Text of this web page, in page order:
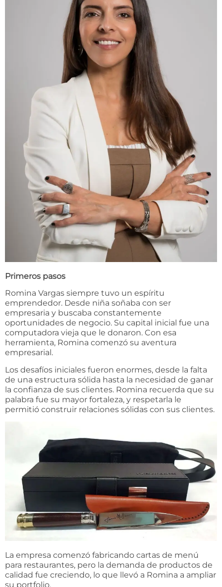
Primeros pasos
Romina Vargas siempre tuvo un espíritu
emprendedor. Desde niña soñaba con ser
empresaria y buscaba constantemente
oportunidades de negocio. Su capital inicial fue una
computadora vieja que le donaron. Con esa
herramienta, Romina comenzó su aventura
empresarial.
Los desafíos iniciales fueron enormes, desde la falta
de una estructura sólida hasta la necesidad de ganar
la confianza de sus clientes. Romina recuerda que su
palabra fue su mayor fortaleza, y respetarla le
permitió construir relaciones sólidas con sus clientes.
La empresa comenzó fabricando cartas de menú
para restaurantes, pero la demanda de productos de
calidad fue creciendo, lo que llevó a Romina a ampliar
su portfolio.